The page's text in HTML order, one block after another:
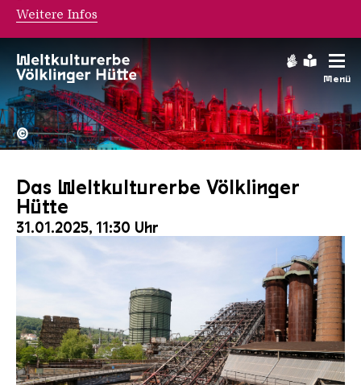
Menü
Hochofengruppe in Rot
Copyright:
©
Das Weltkulturerbe Völklinger
Hütte
31.01.2025, 11:30 Uhr
Weitere Infos